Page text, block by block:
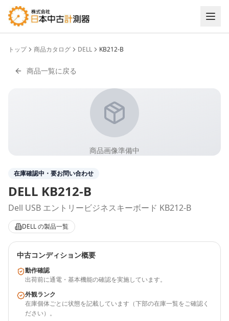
トップ 商品カタログ DELL KB212-B
商品一覧に戻る
商品画像準備中
在庫確認中・要お問い合わせ
DELL KB212-B
Dell USB エントリービジネスキーボード KB212-B
DELLの製品一覧
中古コンディション概要
動作確認
出荷前に通電・基本機能の確認を実施しています。
外観ランク
在庫個体ごとに状態を記載しています（下部の在庫一覧をご確認く
ださい）。